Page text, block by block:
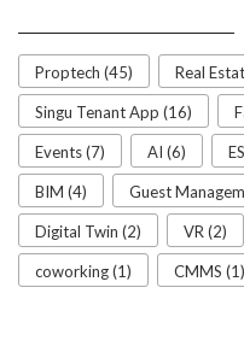
Proptech (45) Real
Singu Tenant App (16)
Events (7) AI (6)
BIM (4) Guest
Digital Twin (2) VR (2)
coworking (1) CMMS (1)